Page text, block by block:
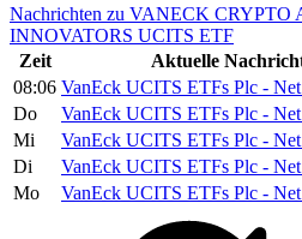
Nachrichten zu VANECK
INNOVATORS UCITS ETF
Zeit
Aktuelle
08:06 VanEck UCITS ETFs Plc - Net
Do
VanEck UCITS ETFs Plc - Net
Mi
VanEck UCITS ETFs Plc - Net
Di
VanEck UCITS ETFs Plc - Net
Mo
VanEck UCITS ETFs Plc - Net